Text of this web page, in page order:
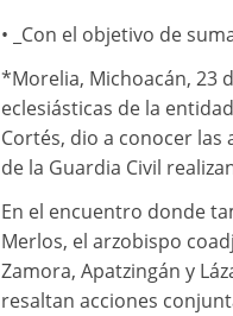
• _Con el objetivo de
*Morelia, Michoacán, 23
eclesiásticas de la
Cortés, dio a conocer las
de la Guardia Civil
En el encuentro donde
Merlos, el arzobispo
Zamora, Apatzingán y
resaltan acciones